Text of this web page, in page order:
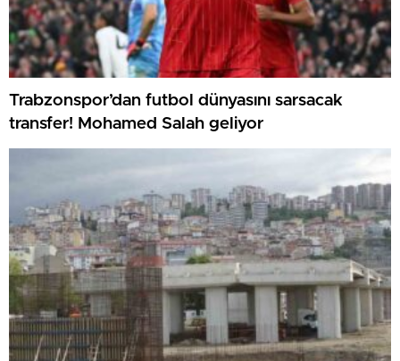
Trabzonspor’dan futbol dünyasını sarsacak
transfer! Mohamed Salah geliyor